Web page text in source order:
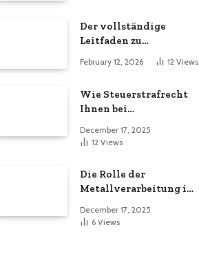
Der vollständige
Leitfaden zu
unverzichtbaren
Dienstleistungen für
effiziente
Gewerbeimmobilie
February 12, 2026 12 Views
Wie Steuerstrafrecht
Ihnen bei
helfen kann
December 17, 2025
12 Views
Die Rolle der
Metallverarbeitung in
Fertigungsindustrie
December 17, 2025
6 Views